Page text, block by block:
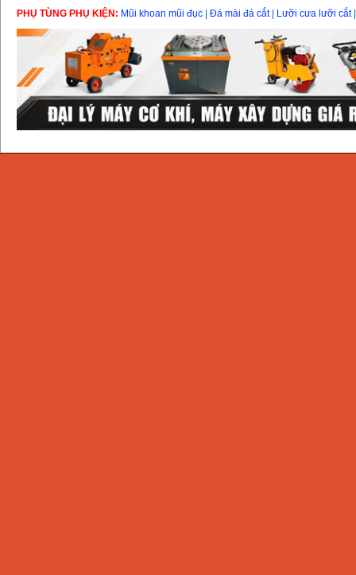
PHỤ TÙNG PHỤ KIỆN: Mũi khoan mũi đục Đá mài đá cắt| Lưỡi cưa lưỡi cắt